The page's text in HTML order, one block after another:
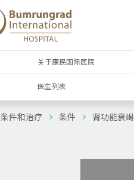
关于康民国际医院
医生列表
条件和治疗 条件 肾功能衰竭